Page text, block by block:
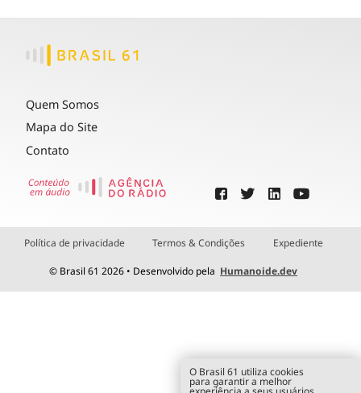
Quem Somos
Mapa do Site
Contato
Política de privacidade Termos & Condições Expediente
© Brasil 61 2026 • Desenvolvido pela Humanoide.dev
O Brasil 61 utiliza cookies
para garantir a melhor